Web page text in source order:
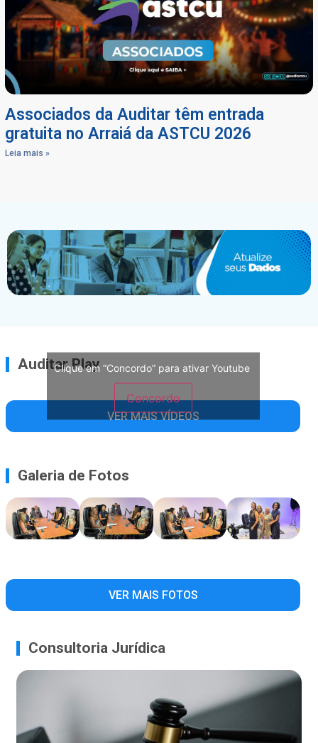
Associados da Auditar têm entrada
gratuita no Arraiá da ASTCU 2026
Leia mais »
Auditar Play
Clique em “Concordo” para ativar Youtube
Concordo
VER MAIS VÍDEOS
Galeria de Fotos
VER MAIS FOTOS
Consultoria Jurídica